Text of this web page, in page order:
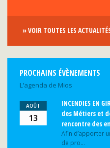
» VOIR TOUTES LES
PROCHAINS ÉVÈNEMENTS
L'agenda de Mios
AOÛT
13
INCENDIES EN
des Métiers et
rencontre des
Afin d’apporter
de pro...